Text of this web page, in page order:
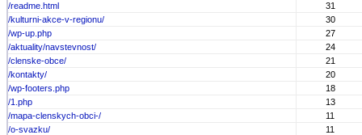
/readme.html
31
/kulturni-akce-v-regionu/
30
/wp-up.php
27
/aktuality/navstevnost/
24
/clenske-obce/
21
/kontakty/
20
/wp-footers.php
18
/1.php
13
/mapa-clenskych-obci-/
11
/o-svazku/
11